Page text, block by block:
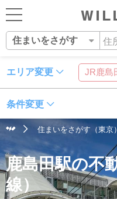
ログイン
新規会員登録
住まいをさがす
住まいを売る
住まいをつくる
住まいをさがす
住まいをさがす
営業所をさがす
スタッフをさがす
AIウィルくんの提案
AI査定・チャット相談す
不動産エージェント
価格査定を依頼する
相場データを依頼する
エリア変更 JR鹿島
条件変更
住所
住まいをさがす（東京）
鹿島田駅の不
線）